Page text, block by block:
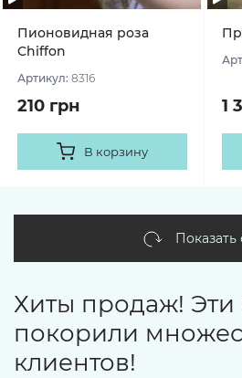
Пионовидная роза
Chiffon
Артикул: 8316
210 грн
В корзину
1
Хиты продаж! Эти
покорили
клиентов!